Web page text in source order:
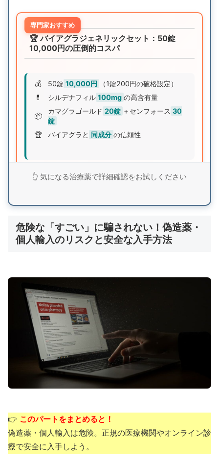
🏆 バイアグラジェネリックセット：50錠
10,000円の圧倒的コスパ
専門家おすすめ
💰 50錠 10,000円
（1錠200円の破格設定）
💊
シルデナフィル 100mg の高含有量
📦
カマグラゴールド 20錠 ＋センフォース 30
錠
🏆
バイアグラと 同成分 の信頼性
世界的に知名度の高いバイアグラと同成分で圧倒的
バイアグラジェネリックセットで詳細確認
💡 シルデナエイト：日本語パッケージ採用の
超低価格薬
💰 10錠 1,690円〜
（1錠169円）
🏭
日本人監修 で日本人体質に最適化
⚡
シルデナフィル 50mg/100mg
合
📦
日本語パッケージ で初心者も安心
業界最安値クラスの1錠単価でありながら、日本人
監修による品質と亜鉛配合による相乗効果を実現し
た高コスパ治療薬です。
👆 気になる治療薬で詳細確認をお試しください
危険な「すごい」に騙されない！偽造薬・
個人輸入のリスクと安全な入手方法
👉 このパートをまとめると！
偽造薬・個人輸入は危険。正規の医療機関やオンライン診
療で安全に入手しよう。